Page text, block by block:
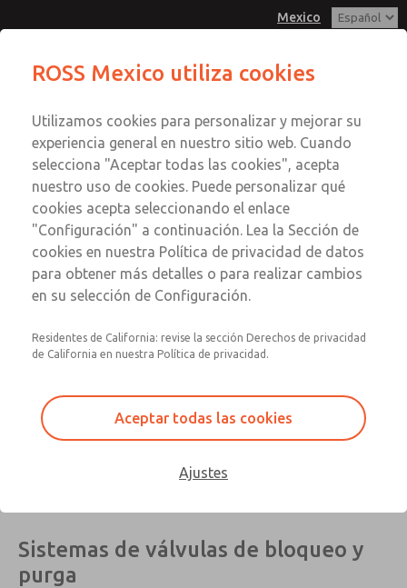
Mexico
Cuenta
Registrarse
Inscribirse
Hidráulico
Sistemas de válvulas de bloqueo y parada
Sistemas de doble bloqueo y válvula de cierre
Válvula de bloqueo hidráulico
Sistemas de válvulas de bloqueo y
purga
ROSS Mexico utiliza cookies
Utilizamos cookies para personalizar y mejorar su
experiencia general en nuestro sitio web. Cuando
selecciona "Aceptar todas las cookies", acepta
nuestro uso de cookies. Puede personalizar qué
cookies acepta seleccionando el enlace
"Configuración" a continuación. Lea la Sección de
cookies en nuestra Política de privacidad de datos
para obtener más detalles o para realizar cambios
en su selección de Configuración.
Residentes de California: revise la sección Derechos de privacidad
de California en nuestra Política de privacidad.
Aceptar todas las cookies
Ajustes